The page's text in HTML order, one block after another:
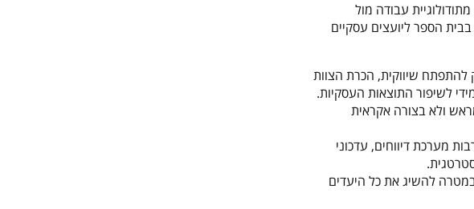
עבודה מול
הספר ליועצים עסקיים
שיווקית, הכרת הצוות
לשיפור התוצאות העסקיות.
ולא בצורה אקראית
מערכת דיווחים, עדכוני
להשיג את כל היעדים